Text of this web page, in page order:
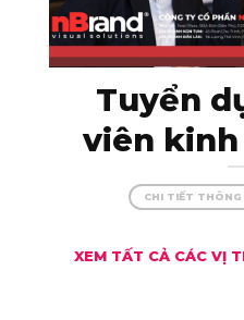
Tuyển
viên
Kon Tum
khủng,
CHI TIẾT THÔNG
XEM TẤT CẢ CÁC VỊ